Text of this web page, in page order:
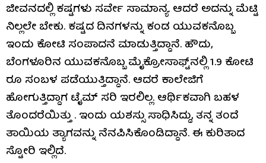
ಜೀವನದಲ್ಲಿ ಕಷ್ಟಗಳು ಸರ್ವೇ ಸಾಮಾನ್ಯ. ಆದರೆ ಅದನ್ನು ಮೆಟ್ಟಿ
ನಿಲ್ಲಲೇ ಬೇಕು. ಕಷ್ಟದ ದಿನಗಳನ್ನು ಕಂಡ ಯುವಕನೊಬ್ಬ
ಇಂದು ಕೋಟಿ ಸಂಪಾದನೆ ಮಾಡುತ್ತಿದ್ದಾನೆ. ಹೌದು,
ಬೆಂಗಳೂರಿನ ಯುವಕನೊಬ್ಬ ಮೈಕ್ರೋಸಾಫ್ಟ್‌ನಲ್ಲಿ 1.9 ಕೋಟಿ
ರೂ ಸಂಬಳ ಪಡೆಯುತ್ತಿದ್ದಾನೆ. ಆದರೆ ಕಾಲೇಜಿಗೆ
ಹೋಗುತ್ತಿದ್ದಾಗ ಟೈಮ್ ಸರಿ ಇರಲಿಲ್ಲ. ಆರ್ಥಿಕವಾಗಿ ಬಹಳ
ತೊಂದರೆಯಿತ್ತು . ಇಂದು ಯಶಸ್ಸು ಸಾಧಿಸಿದ್ದು, ತನ್ನ ತಂದೆ
ತಾಯಿಯ ತ್ಯಾಗವನ್ನು ನೆನಪಿಸಿಕೊಂಡಿದ್ದಾನೆ. ಈ ಕುರಿತಾದ
ಸ್ಟೋರಿ ಇಲ್ಲಿದೆ.